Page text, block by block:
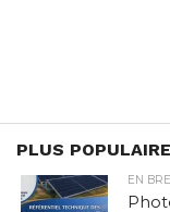
PLUS
EN